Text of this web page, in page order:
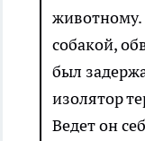
животному.
собакой,
был
изолятор
Ведет он